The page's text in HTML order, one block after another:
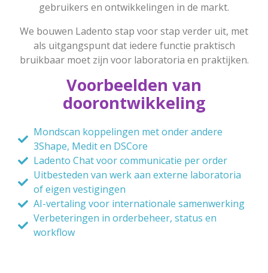
gebruikers en ontwikkelingen in de markt.
We bouwen Ladento stap voor stap verder uit, met
als uitgangspunt dat iedere functie praktisch
bruikbaar moet zijn voor laboratoria en praktijken.
Voorbeelden van
doorontwikkeling
Mondscan koppelingen met onder andere
3Shape, Medit en DSCore
Ladento Chat voor communicatie per order
Uitbesteden van werk aan externe laboratoria
of eigen vestigingen
AI-vertaling voor internationale samenwerking
Verbeteringen in orderbeheer, status en
workflow